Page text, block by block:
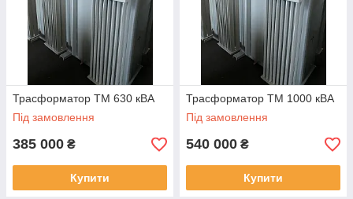
Трасформатор ТМ 630 кВА
Під замовлення
385 000 ₴
Купити
Трасформатор ТМ 1000 кВА
Під замовлення
540 000 ₴
Купити